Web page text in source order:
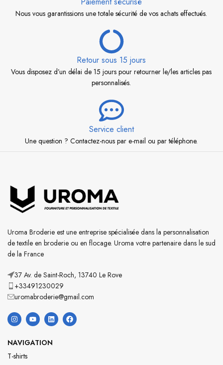
Nous vous garantissions une totale sécurité de vos achats effectués.
Retour sous 15 jours
Vous disposez d’un délai de 15 jours pour retourner le/les articles pas
personnalisés.
Service client
Une question ? Contactez-nous par e-mail ou par téléphone.
Uroma Broderie est une entreprise spécialisée dans la personnalisation
de textile en broderie ou en flocage. Uroma votre partenaire dans le sud
de la France
37 Av. de Saint-Roch, 13740 Le Rove
+33491230029
uromabroderie@gmail.com
NAVIGATION
T-shirts